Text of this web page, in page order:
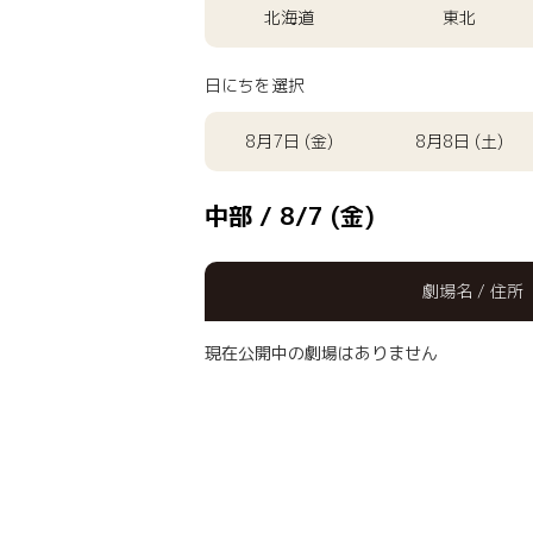
北海道 東北
日にちを選択
8月7日 (金) 8月8日 (土)
中部 / 8/7 (金)
劇場名 / 住所
現在公開中の劇場はありません